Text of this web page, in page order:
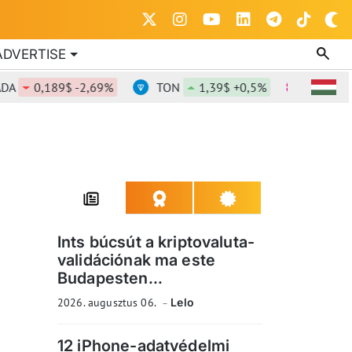
0,189$ -2,69% TON 1,39$ +0,5% DOT
Ints búcsút a kriptovaluta-
validációnak ma este
Budapesten...
2026. augusztus 06. Lelo
12 iPhone-adatvédelmi